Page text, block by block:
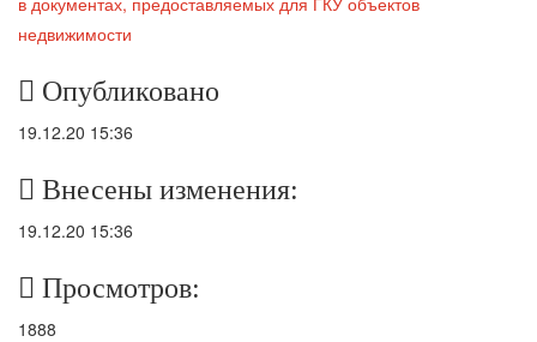
Опубликовано
19.12.20 15:36
Внесены изменения:
19.12.20 15:36
Просмотров:
1888